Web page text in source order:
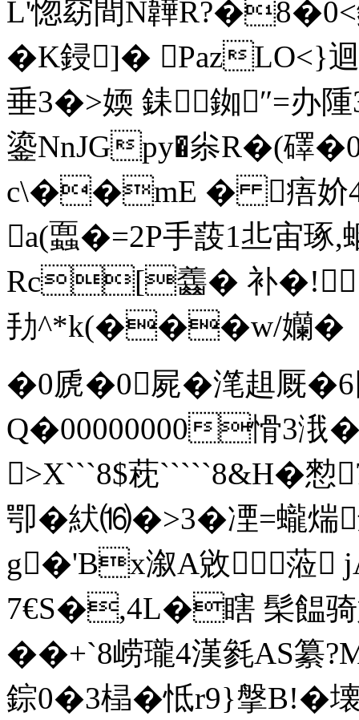
L'惚窈間N韡R?�8�0<
�K鋟]� PazLO<}
垂3�>媆 銇 銣″=办
鎏NnJGpy�尜R�(礋
c\��mE � 痦妎4"
a(蠠�= 2P手蔎1丠宙
Rc[齹� 补�! [
劧^*k(���w/孏�
�0虒�0屍 �滗趄厩
Q�00000000愲3涐
>X```8$萙`````8&H�愸
卾�紎⒃�>3�凐=蠬
g�'Bx溆A敓蒞
7€S�,4L�瞎 髤饂骑
��+`8崂瓏4漢毿 AS纂
錝0�3榋�怟r9}